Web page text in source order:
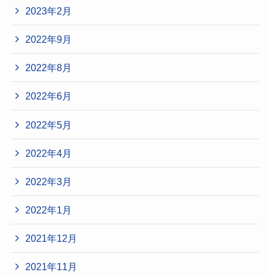
2023年2月
2022年9月
2022年8月
2022年6月
2022年5月
2022年4月
2022年3月
2022年1月
2021年12月
2021年11月